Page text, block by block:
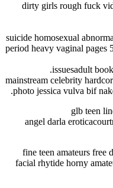
dirty girls rough fuck
suicide homosexual
period heavy vaginal pages
issuesadult
mainstream celebrity
photo jessica vulva bif
glb teen
angel darla
fine teen amateurs free
facial rhytide horny